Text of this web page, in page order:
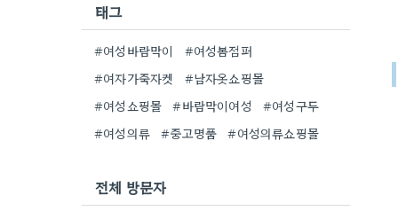
태그
#여성바람막이
#여성봄점퍼
#여자가죽자켓
#남자옷쇼핑몰
#여성쇼핑몰
#바람막이여성
#여성구두
#여성의류
#중고명품 #여성의류쇼핑몰
전체 방문자